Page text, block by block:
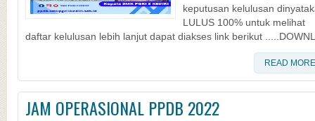
keputusan kelulusan
LULUS 100% untuk melihat
daftar kelulusan lebih lanjut dapat diakses link berikut
READ MORE
JAM OPERASIONAL PPDB 2022